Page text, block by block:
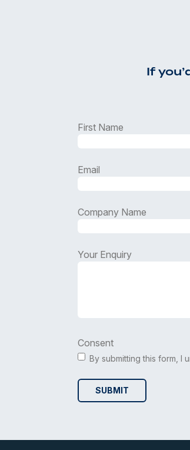
If
First Name
Email
Company Name
Your Enquiry
Consent
By submitting this form, I